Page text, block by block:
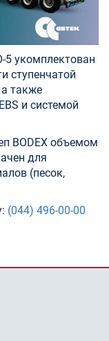
5 укомплектован
ступенчатой
также
и системой
BODEX объемом
для
(песок,
(044) 496-00-00